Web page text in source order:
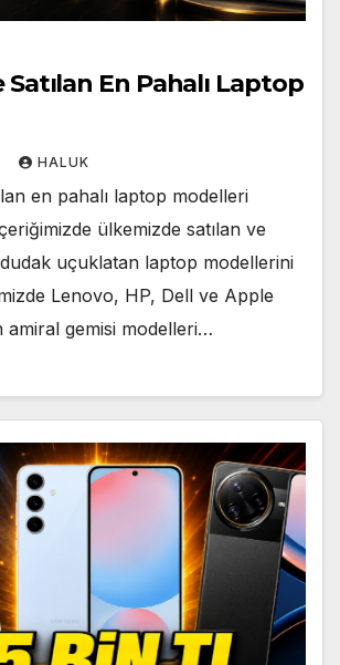
Satılan En Pahalı Laptop
HALUK
en pahalı laptop modelleri
ülkemizde satılan ve
uçuklatan laptop modellerini
Lenovo, HP, Dell ve Apple
amiral gemisi modelleri…